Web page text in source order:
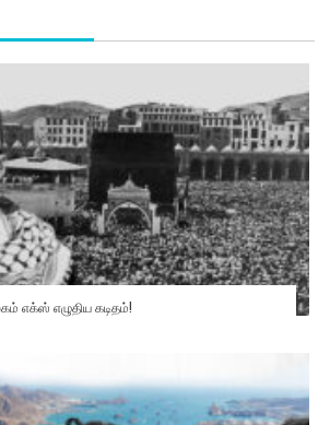
எக்ஸ் எழுதிய கடிதம்!